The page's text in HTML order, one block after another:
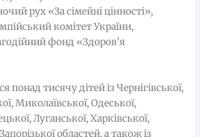
рух «За сімейні цінності»,
комітет України,
фонд «Здоров’я
понад тисячу дітей із Чернігівської,
Миколаївської, Одеської,
Луганської, Харківської,
областей, а також із